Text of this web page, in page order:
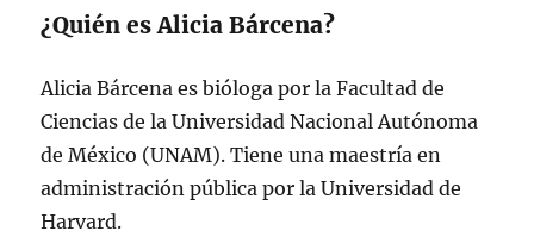
pic.twitter.com/bbCdTGZiYe
— Alicia Bárcena (@aliciabarcena)
June 13, 2023
¿Quién es Alicia Bárcena?
Alicia Bárcena es bióloga por la Facultad de
Ciencias de la Universidad Nacional Autónoma
de México (UNAM). Tiene una maestría en
administración pública por la Universidad de
Harvard.